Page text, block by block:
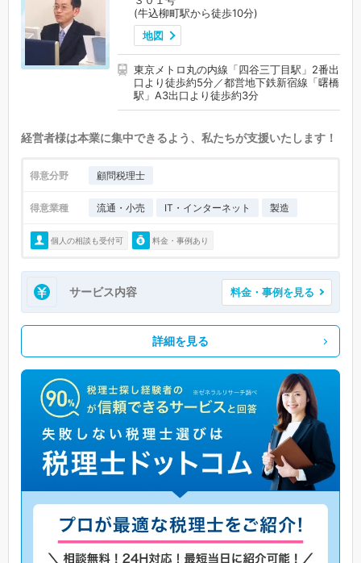
(牛込柳町駅から徒歩10分)
地図
東京メトロ丸の内線「四谷三丁目駅」2番出
口より徒歩約5分／都営地下鉄新宿線「曙橋
駅」A3出口より徒歩約3分
経営者様は本業に集中できるよう、私たちが支援いたします！
得意分野 顧問税理士
得意業種 流通・小売 IT・インターネット 製造
個人の相談も受付可 料金・事例あり
サービス内容 料金・事例を見る
詳細を見る